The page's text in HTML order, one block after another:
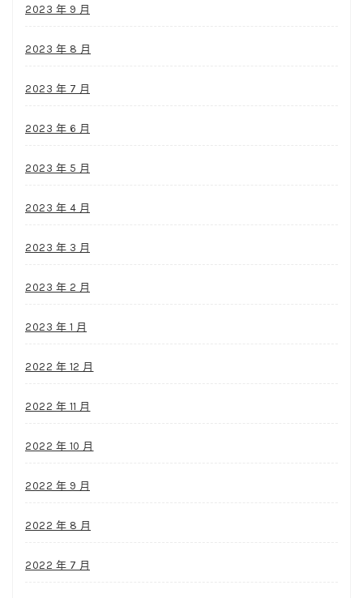
2023 年 9 月
2023 年 8 月
2023 年 7 月
2023 年 6 月
2023 年 5 月
2023 年 4 月
2023 年 3 月
2023 年 2 月
2023 年 1 月
2022 年 12 月
2022 年 11 月
2022 年 10 月
2022 年 9 月
2022 年 8 月
2022 年 7 月